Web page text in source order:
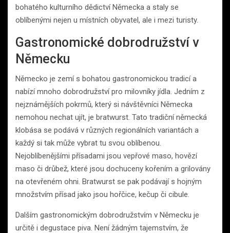
bohatého kulturního dědictví Německa a staly se
oblíbenými nejen u místních obyvatel, ale i mezi turisty.
Gastronomické dobrodružství v
Německu
Německo je zemí s bohatou gastronomickou tradicí a
nabízí mnoho dobrodružství pro milovníky jídla. Jedním z
nejznámějších pokrmů, který si návštěvníci Německa
nemohou nechat ujít, je bratwurst. Tato tradiční německá
klobása se podává v různých regionálních variantách a
každý si tak může vybrat tu svou oblíbenou.
Nejoblíbenějšími přísadami jsou vepřové maso, hovězí
maso či drůbež, které jsou dochuceny kořením a grilovány
na otevřeném ohni. Bratwurst se pak podávají s hojným
množstvím přísad jako jsou hořčice, kečup či cibule.
Dalším gastronomickým dobrodružstvím v Německu je
určitě i degustace piva. Není žádným tajemstvím, že